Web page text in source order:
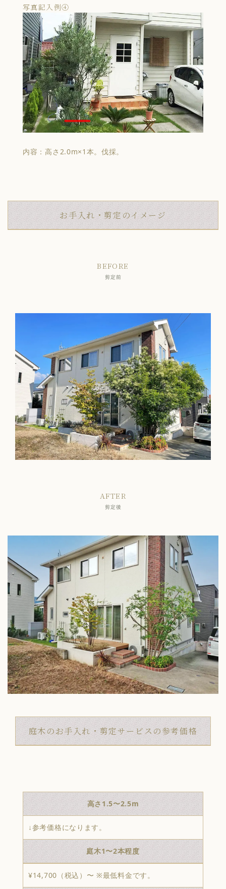
写真記入例④
内容：高さ2.0m×1本。伐採。
お手入れ・剪定のイメージ
BEFORE
剪定前
AFTER
剪定後
庭木のお手入れ・剪定サービスの参考価格
高さ1.5〜2.5m
↓参考価格になります。
庭木1〜2本程度
¥14,700（税込）〜 ※最低料金です。